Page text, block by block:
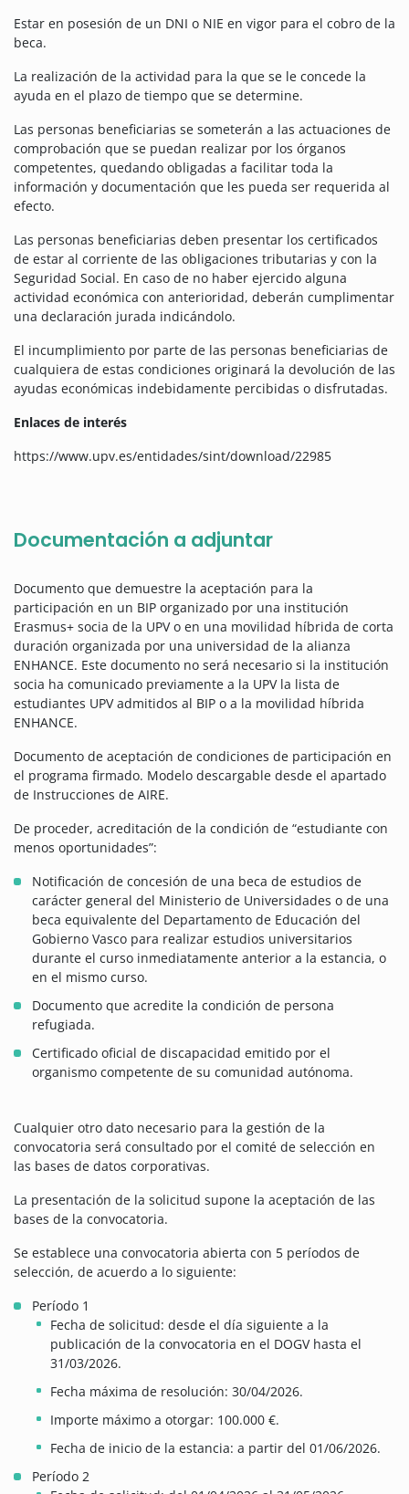
Estar en posesión de un DNI o NIE en vigor para el cobro de la
beca.
La realización de la actividad para la que se le concede la
ayuda en el plazo de tiempo que se determine.
Las personas beneficiarias se someterán a las actuaciones de
comprobación que se puedan realizar por los órganos
competentes, quedando obligadas a facilitar toda la
información y documentación que les pueda ser requerida al
efecto.
Las personas beneficiarias deben presentar los certificados
de estar al corriente de las obligaciones tributarias y con la
Seguridad Social. En caso de no haber ejercido alguna
actividad económica con anterioridad, deberán cumplimentar
una declaración jurada indicándolo.
El incumplimiento por parte de las personas beneficiarias de
cualquiera de estas condiciones originará la devolución de las
ayudas económicas indebidamente percibidas o disfrutadas.
Enlaces de interés
https://www.upv.es/entidades/sint/download/22985
Documentación a adjuntar
Documento que demuestre la aceptación para la
participación en un BIP organizado por una institución
Erasmus+ socia de la UPV o en una movilidad híbrida de corta
duración organizada por una universidad de la alianza
ENHANCE. Este documento no será necesario si la institución
socia ha comunicado previamente a la UPV la lista de
estudiantes UPV admitidos al BIP o a la movilidad híbrida
ENHANCE.
Documento de aceptación de condiciones de participación en
el programa firmado. Modelo descargable desde el apartado
de Instrucciones de AIRE.
De proceder, acreditación de la condición de “estudiante con
menos oportunidades”:
Notificación de concesión de una beca de estudios de
carácter general del Ministerio de Universidades o de una
beca equivalente del Departamento de Educación del
Gobierno Vasco para realizar estudios universitarios
durante el curso inmediatamente anterior a la estancia, o
en el mismo curso.
Documento que acredite la condición de persona
refugiada.
Certificado oficial de discapacidad emitido por el
organismo competente de su comunidad autónoma.
Cualquier otro dato necesario para la gestión de la
convocatoria será consultado por el comité de selección en
las bases de datos corporativas.
La presentación de la solicitud supone la aceptación de las
bases de la convocatoria.
Se establece una convocatoria abierta con 5 períodos de
selección, de acuerdo a lo siguiente:
Período 1
Fecha de solicitud: desde el día siguiente a la
publicación de la convocatoria en el DOGV hasta el
31/03/2026.
Fecha máxima de resolución: 30/04/2026.
Importe máximo a otorgar: 100.000 €.
Fecha de inicio de la estancia: a partir del 01/06/2026.
Período 2